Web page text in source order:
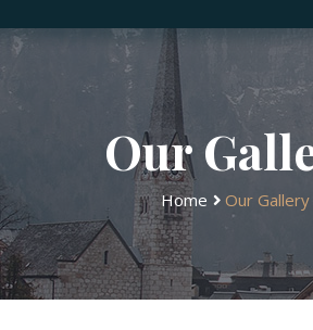
Our
Home Our Gallery